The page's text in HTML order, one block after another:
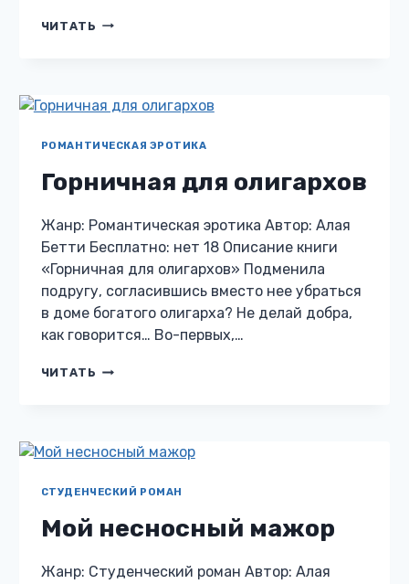
ЧИТАТЬ ВОЛЬНАЯ
РОМАНТИЧЕСКАЯ ЭРОТИКА
Горничная для олигархов
Жанр: Романтическая эротика Автор: Алая
Бетти Бесплатно: нет 18 Описание книги
«Горничная для олигархов» Подменила
подругу, согласившись вместо нее убраться
в доме богатого олигарха? Не делай добра,
как говорится… Во-первых,…
ЧИТАТЬ ГОРНИЧНАЯ
СТУДЕНЧЕСКИЙ РОМАН
Мой несносный мажор
Жанр: Студенческий роман Автор: Алая